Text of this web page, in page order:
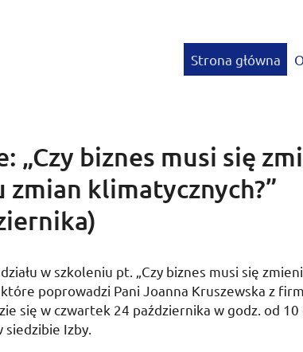
Strona główna
„Czy biznes musi się
zmian klimatycznych?”
w szkoleniu pt.
„Czy biznes musi się
które poprowadzi Pani Joanna Kruszewska z
się wczwartek 24 października wgodz. od 10
Izby.